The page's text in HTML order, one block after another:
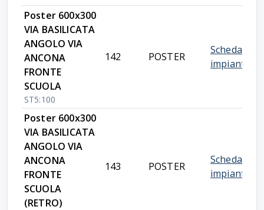
Poster 600x300
VIA BASILICATA
ANGOLO VIA
ANCONA
FRONTE
SCUOLA
ST5:100
142 POSTER
Scheda
impianto
Poster 600x300
VIA BASILICATA
ANGOLO VIA
ANCONA
FRONTE
SCUOLA
(RETRO)
143 POSTER
Scheda
impianto